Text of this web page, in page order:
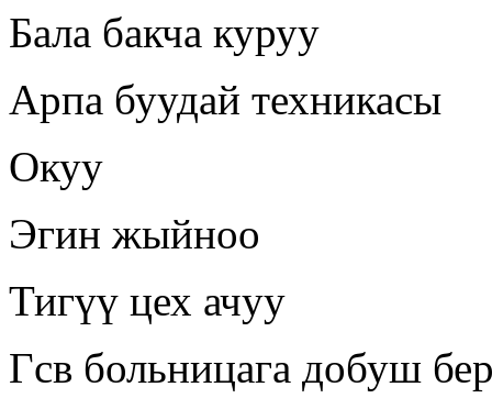
Бала бакча куруу
Арпа буудай техникасы
Окуу
Эгин жыйноо
Тигүү цех ачуу
Гсв больницага добуш